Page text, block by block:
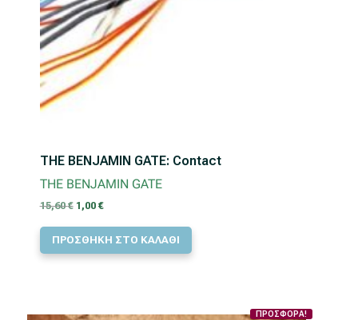
THE BENJAMIN GATE: Contact
THE BENJAMIN GATE
15,60€ Original
price
was:
1,00 €Η
τρέχουσα
τιμή
ΠΡΟΣΘΗΚΗ ΣΤΟ ΚΑΛΑΘΙ
ΠΡΟΣΦΟΡΑ!